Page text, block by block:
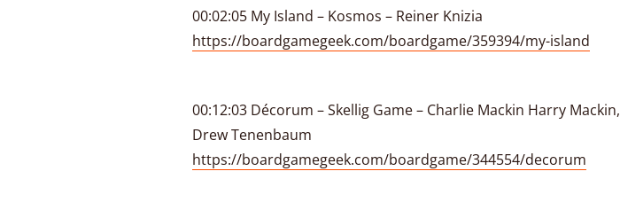
00:02:05 My Island – Kosmos – Reiner Knizia
https://boardgamegeek.com/boardgame/359394/my-island
00:12:03 Décorum – Skellig Game – Charlie Mackin Harry Mackin,
Drew Tenenbaum
https://boardgamegeek.com/boardgame/344554/decorum